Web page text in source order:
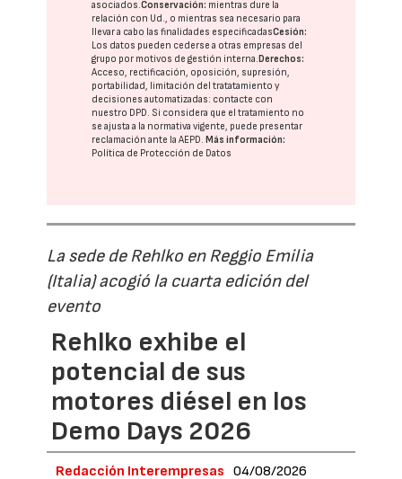
asociados.Conservación: mientras dure la
relación con Ud., o mientras sea necesario para
llevar a cabo las finalidades especificadasCesión:
Los datos pueden cederse a otras empresas del
grupo por motivos de gestión interna.Derechos:
Acceso, rectificación, oposición, supresión,
portabilidad, limitación del tratatamiento y
decisiones automatizadas: contacte con
nuestro DPD. Si considera que el tratamiento no
se ajusta a la normativa vigente, puede presentar
reclamación ante laAEPD.Más información:
Política de Protección de Datos
La sede de Rehlko en Reggio Emilia
(Italia) acogió la cuarta edición del
evento
Rehlko exhibe el
potencial de sus
motores diésel en los
Demo Days 2026
Redacción Interempresas 04/08/2026